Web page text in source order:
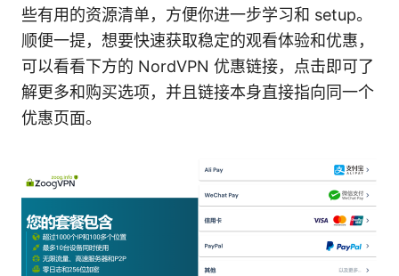
些有用的资源清单，方便你进一步学习和 setup。
顺便一提，想要快速获取稳定的观看体验和优惠，
可以看看下方的 NordVPN 优惠链接，点击即可了
解更多和购买选项，并且链接本身直接指向同一个
优惠页面。